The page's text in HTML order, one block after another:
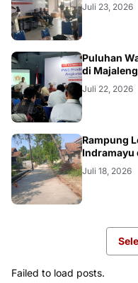
Juli 23, 2026
Puluhan
di
Juli 22, 2026
LOKAL
Rampung
Indramayu
Juli 18, 2026
Failed to load posts.